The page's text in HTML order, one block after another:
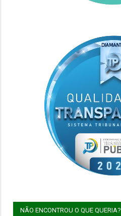
NÃO ENCONTROU O QUE QUERIA?